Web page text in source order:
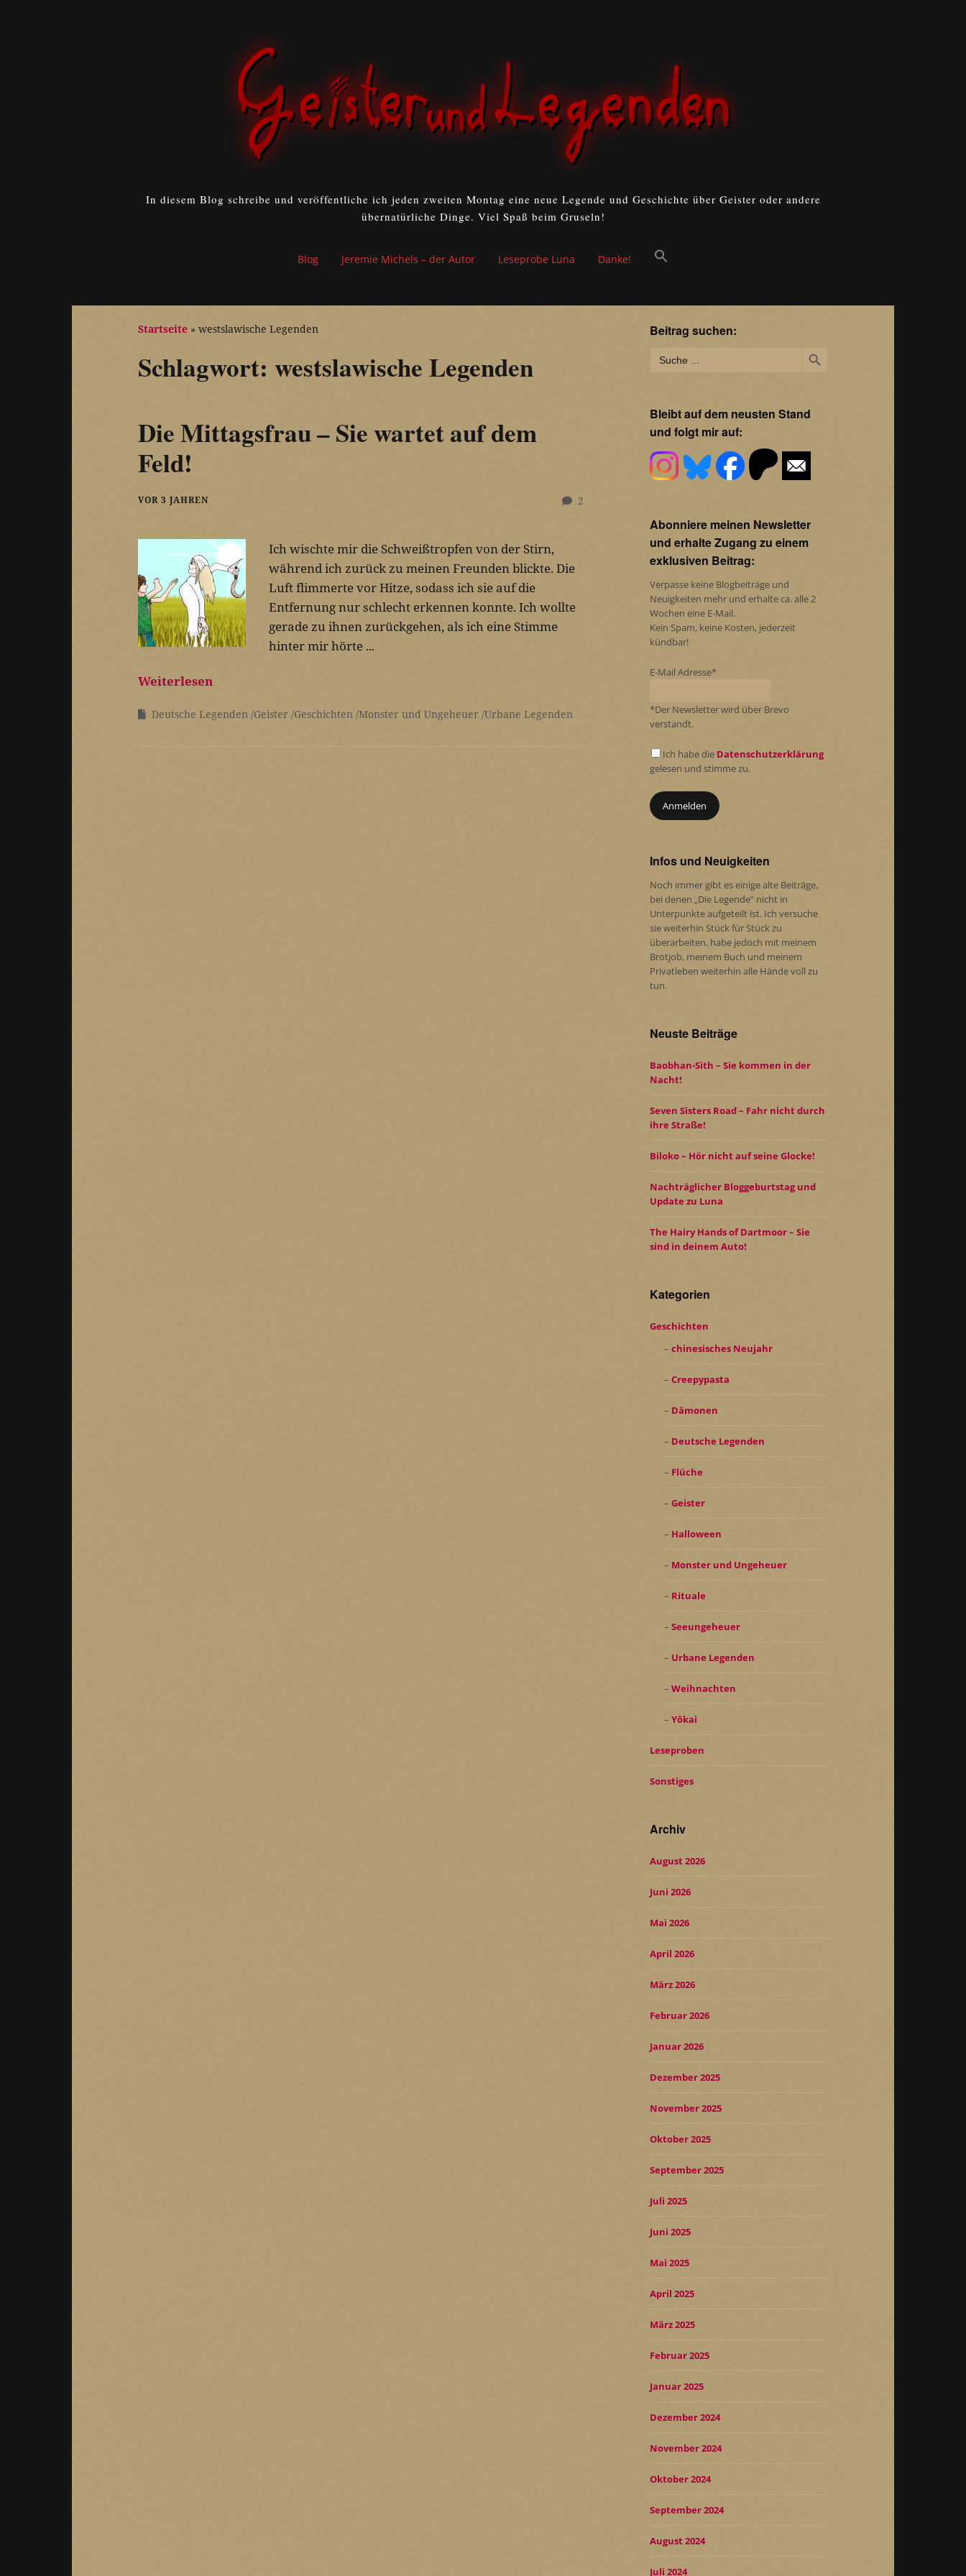
In diesem Blog schreibe und veröffentliche ich jeden zweiten Montag eine neue Legende und Geschichte über Geister oder andere
übernatürliche Dinge. Viel Spaß beim Gruseln!
Blog Jeremie Michels – der Autor Leseprobe Luna Danke!
Startseite » westslawische Legenden
Schlagwort: westslawische Legenden
Die Mittagsfrau – Sie wartet auf dem
Feld!
2
VOR 3 JAHREN
Ich wischte mir die Schweißtropfen von der Stirn,
während ich zurück zu meinen Freunden blickte. Die
Luft flimmerte vor Hitze, sodass ich sie auf die
Entfernung nur schlecht erkennen konnte. Ich wollte
gerade zu ihnen zurückgehen, als ich eine Stimme
hinter mir hörte ...
Weiterlesen
Deutsche Legenden Geister Geschichten Monster und Ungeheuer Urbane Legenden
Beitrag suchen:
for:
Bleibt auf dem neusten Stand
und folgt mir auf:
Abonniere meinen Newsletter
und erhalte Zugang zu einem
exklusiven Beitrag:
Verpasse keine Blogbeiträge und
Neuigkeiten mehr und erhalte ca. alle 2
Wochen eine E-Mail.
Kein Spam, keine Kosten, jederzeit
kündbar!
E-Mail Adresse*
*Der Newsletter wird über Brevo
verstandt.
Ich habe die Datenschutzerklärung
gelesen und stimme zu.
Infos und Neuigkeiten
Noch immer gibt es einige alte Beiträge,
bei denen „Die Legende“ nicht in
Unterpunkte aufgeteilt ist. Ich versuche
sie weiterhin Stück für Stück zu
überarbeiten, habe jedoch mit meinem
Brotjob, meinem Buch und meinem
Privatleben weiterhin alle Hände voll zu
tun.
Neuste Beiträge
Baobhan-Sìth – Sie kommen in der
Nacht!
Seven Sisters Road – Fahr nicht durch
ihre Straße!
Biloko – Hör nicht auf seine Glocke!
Nachträglicher Bloggeburtstag und
Update zu Luna
The Hairy Hands of Dartmoor – Sie
sind in deinem Auto!
Kategorien
Geschichten
chinesisches Neujahr
Creepypasta
Dämonen
Deutsche Legenden
Flüche
Geister
Halloween
Monster und Ungeheuer
Rituale
Seeungeheuer
Urbane Legenden
Weihnachten
Yōkai
Leseproben
Sonstiges
Archiv
August 2026
Juni 2026
Mai 2026
April 2026
März 2026
Februar 2026
Januar 2026
Dezember 2025
November 2025
Oktober 2025
September 2025
Juli 2025
Juni 2025
Mai 2025
April 2025
März 2025
Februar 2025
Januar 2025
Dezember 2024
November 2024
Oktober 2024
September 2024
August 2024
Juli 2024